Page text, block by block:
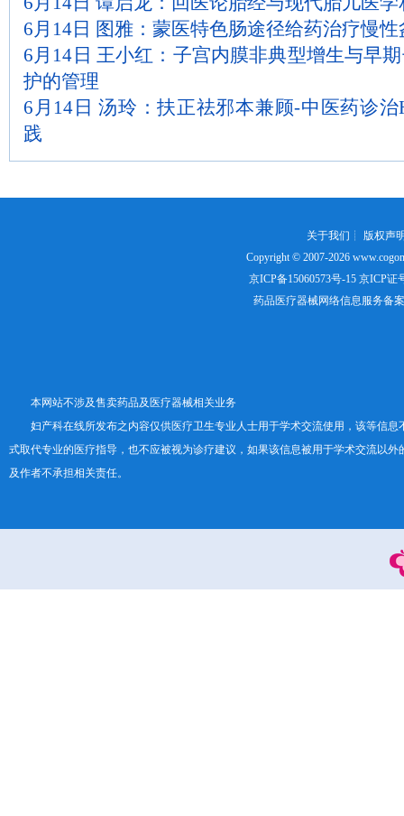
6月14日 图雅：蒙医特色肠途径给药治疗慢性
6月14日 王小红：子宫内膜非典型增生与早
护的管理
6月14日 汤玲：扶正祛邪本兼顾-中医药诊
践
关于我们 ┊ 版权声
Copyright © 2007-2026
京ICP备15060573号-15京ICP证
药品医疗器械网络信息服务备
本网站不涉及售卖药品及医疗器械相关业务
妇产科在线所发布之内容仅供医疗卫生专业人士用于学术交流使用，该等信息
式取代专业的医疗指导，也不应被视为诊疗建议，如果该信息被用于学术交流以外
及作者不承担相关责任。